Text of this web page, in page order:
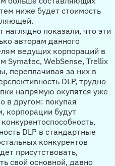
ниже будет стоимость
наглядно показали, что эти
авторам данного
ведущих корпораций в
Symatec, WebSense, Trellix
переплачивая за них в
DLP, трудно
напрямую окупятся уже
в другом: покупая
корпорации будут
DLP в стандартные
конкурентов
присутствовать,
свой основной, давно